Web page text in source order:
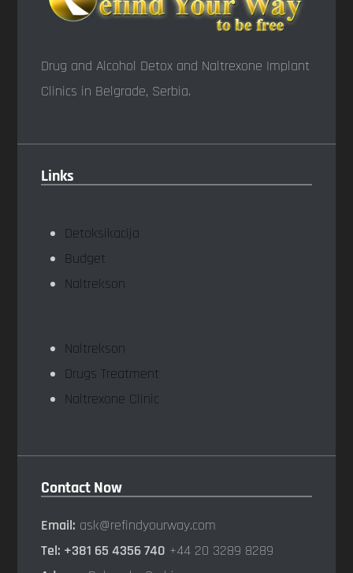
Drug and Alcohol Detox and Naltrexone Implant
Clinics in Belgrade, Serbia.
Links
Detoksikacija
Budget
Naltrekson
Naltrekson
Drugs Treatment
Naltrexone Clinic
Contact Now
Email: ask@refindyourway.com
Tel: +381 65 4356 740 +44 20 3289 8289